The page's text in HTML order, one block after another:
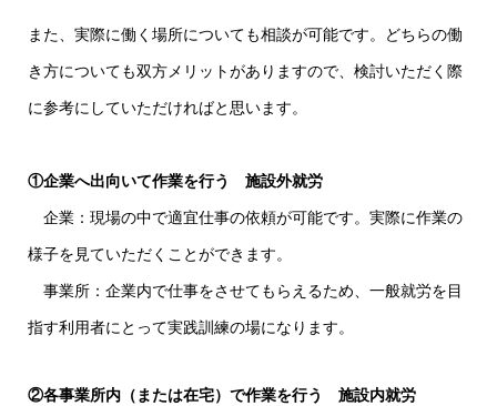
また、実際に働く場所についても相談が可能です。どちらの働
き方についても双方メリットがありますので、検討いただく際
に参考にしていただければと思います。
①企業へ出向いて作業を行う 施設外就労
企業：現場の中で適宜仕事の依頼が可能です。実際に作業の
様子を見ていただくことができます。
事業所：企業内で仕事をさせてもらえるため、一般就労を目
指す利用者にとって実践訓練の場になります。
②各事業所内（または在宅）で作業を行う 施設内就労